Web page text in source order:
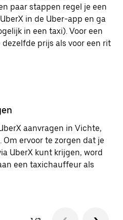
paar stappen regel je een
in de Uber-app en ga
in een taxi). Voor een
prijs als voor een rit
aanvragen in Vichte,
ervoor te zorgen dat je
UberX kunt krijgen, word
een taxichauffeur als